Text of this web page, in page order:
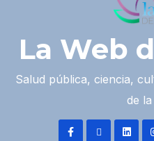
La Web
Salud pública, ciencia,
de